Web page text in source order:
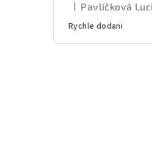
Hodnocení produktu
Pavlíčková
Rychle dodani